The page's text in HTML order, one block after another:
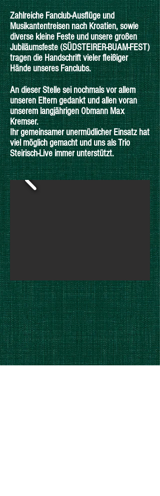
Zahlreiche Fanclub-Ausflüge und
Musikantentreisen nach Kroatien, sowie
diverse kleine Feste und unsere großen
Jubiläumsfeste (SÜDSTEIRER-BUAM-FEST)
tragen die Handschrift vieler fleißiger
Hände unseres Fanclubs.
An dieser Stelle sei nochmals vor allem
unseren Eltern gedankt und allen voran
unserem langjährigen Obmann Max
Kremser.
Ihr gemeinsamer unermüdlicher Einsatz hat
viel möglich gemacht und uns als Trio
Steirisch-Live immer unterstützt.